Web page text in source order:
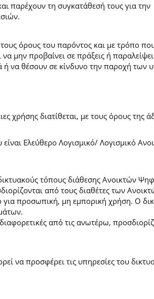
παρέχουν τη συγκατάθεσή τους για την
όρους του παρόντος και με τρόπο
μην προβαίνει σε πράξεις ή
ή να θέσουν σε κίνδυνο την παροχή των
χρήσης διατίθεται, με τους όρους της
Ελεύθερο Λογισμικό/ Λογισμικό
τόπους διάθεσης Ανοικτών
από τους διαθέτες των
προσωπική, μη εμπορική χρήση. Ο
από τις ανωτέρω,
να προσφέρει τις υπηρεσίες του